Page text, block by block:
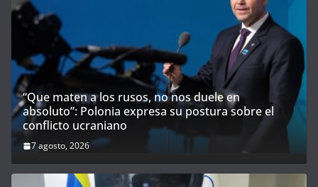
“Que maten a los rusos, no nos duele en
absoluto”: Polonia expresa su postura sobre el
conflicto ucraniano
7 agosto, 2026